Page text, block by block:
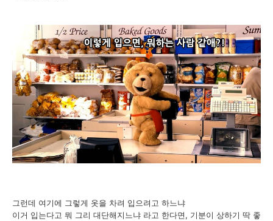
그런데 여기에 그렇게 옷을 차려 입으려고 하느냐
이거 입는다고 뭐 그리 대단해지느냐 라고 한다면, 기분이 상하기 딱 좋